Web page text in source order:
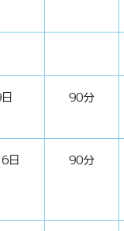
90分
日 90分